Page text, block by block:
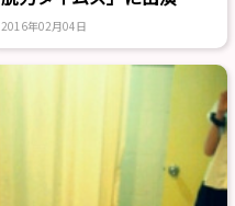
2016年02月04日